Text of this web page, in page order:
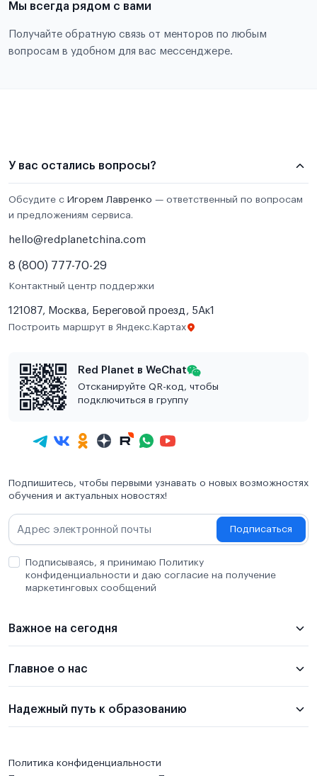
Мы всегда рядом с вами
Получайте обратную связь от менторов по любым
вопросам в удобном для вас мессенджере.
У вас остались вопросы?
Обсудите с Игорем Лавренко — ответственный по вопросам
и предложениям сервиса.
hello@redplanetchina.com
8 (800) 777-70-29
Контактный центр поддержки
121087, Москва, Береговой проезд, 5Ак1
Построить маршрут в Яндекс.Картах
Red Planet в WeChat
Отсканируйте QR-код, чтобы
подключиться в группу
Подпишитесь, чтобы первыми узнавать о новых возможностях
обучения и актуальных новостях!
Подписаться
Подписываясь, я принимаю Политику
конфиденциальности и даю согласие на получение
маркетинговых сообщений
Важное на сегодня
Главное о нас
Надежный путь к образованию
Политика конфиденциальности